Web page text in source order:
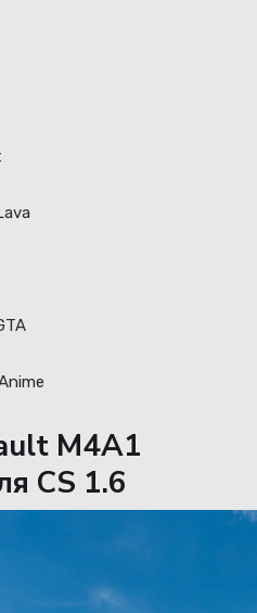
M4A1
CS 1.6